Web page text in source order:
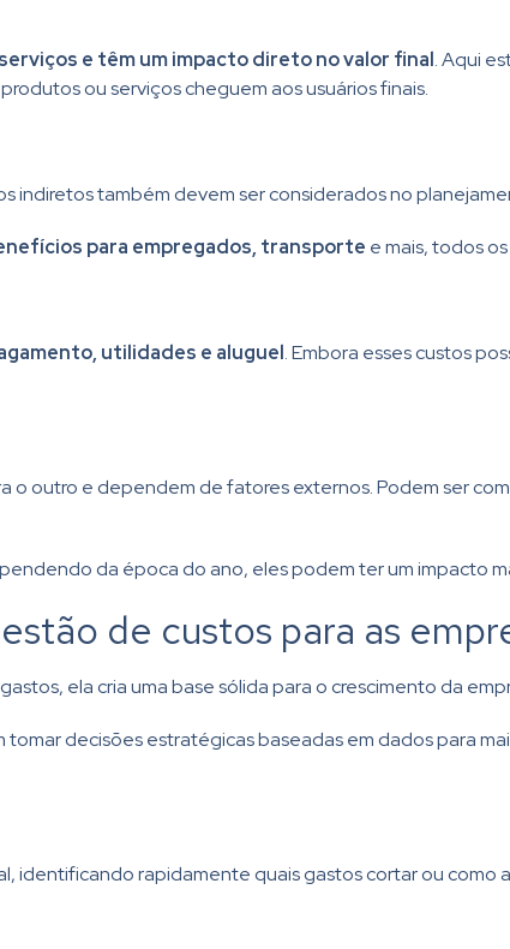
e têm um impacto direto no valor final. Aqui
ou serviços cheguem aos usuários finais.
indiretos também devem ser considerados no
para empregados, transporte e mais, todos
utilidades e aluguel. Embora esses custos
o outro e dependem de fatores externos. Podem ser
da época do ano, eles podem ter um impacto
de custos para as
ela cria uma base sólida para o crescimento da
decisões estratégicas baseadas em dados para
identificando rapidamente quais gastos cortar ou como